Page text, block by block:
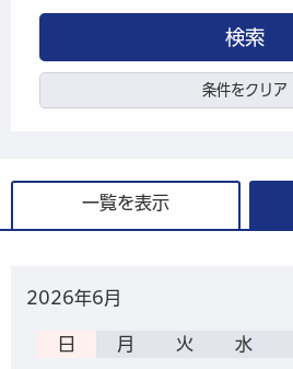
条件をクリア
一覧を表示
2026年6月
日 月 火 水